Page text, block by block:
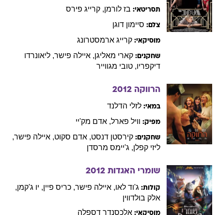
תסריטאי: בז לורמן, קרייג פירס
צלם: סיימון דוגן
מוסיקאי: קרייג ארמסטרונג
שחקנים: קארי מאליגן, איילה פישר, ליאונרדו
דיקפריו, טובי מגווייר
הרווקה 2012
במאי: לזלי הדלנד
מפיק: וויל פארל, אדם מק'יי
שחקנים: קירסטן דנסט, אדם סקוט, איילה פישר,
ליזי קפלן, ג'יימס מרסדן
שומרי האגדות 2012
קולות: ג'וד לאו, איילה פישר, כריס פיין, יו ג'קמן,
אלק בולדווין
מוסיקאי: אלכסנדר דספלה